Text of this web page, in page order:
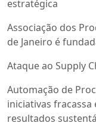
estratégica
Associação dos
de Janeiro é
Ataque ao Supply
Automação de
iniciativas
resultados